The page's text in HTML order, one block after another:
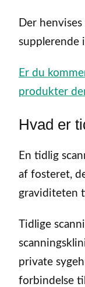
Der
supplerende
Er du
produkter
Hvad er
En tidlig
af fosteret,
graviditeten
Tidlige
private
forbindelse